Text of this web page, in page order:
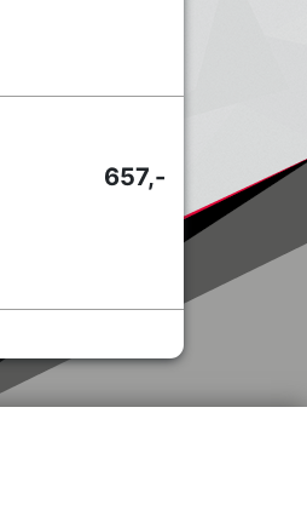
657,-